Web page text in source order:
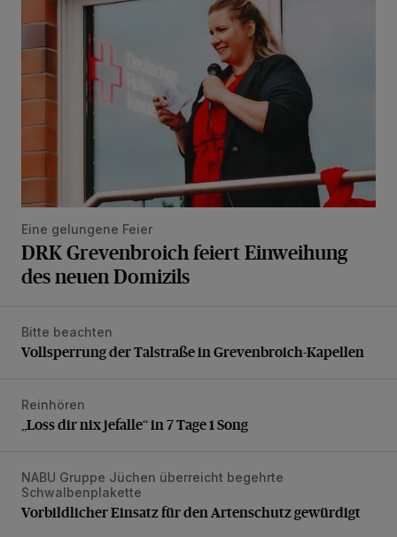
Eine gelungene Feier
DRK Grevenbroich feiert Einweihung
des neuen Domizils
Vollsperrung der Talstraße in Grevenbroich-Kapellen
Bitte beachten
Vollsperrung der Talstraße in Grevenbroich-Kapellen
„Loss dir nix jefalle“ in 7 Tage 1 Song
Reinhören
„Loss dir nix jefalle“ in 7 Tage 1 Song
Vorbildlicher Einsatz für den Artenschutz gewürdigt
NABU Gruppe Jüchen überreicht begehrte
Schwalbenplakette
Vorbildlicher Einsatz für den Artenschutz gewürdigt